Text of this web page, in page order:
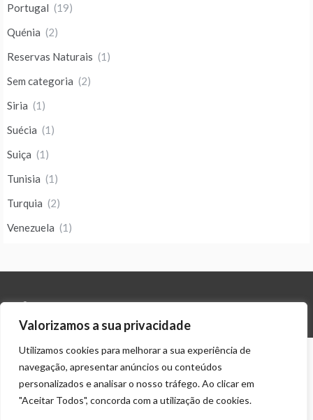
Valorizamos a sua privacidade
Utilizamos cookies para melhorar a sua experiência de
navegação, apresentar anúncios ou conteúdos
personalizados e analisar o nosso tráfego. Ao clicar em
"Aceitar Todos", concorda com a utilização de cookies.
Portugal (19)
Quénia (2)
Reservas Naturais (1)
Sem categoria (2)
Siria (1)
Suécia (1)
Suiça (1)
Tunisia (1)
Turquia (2)
Venezuela (1)
© ALL RIGHTS RESERVED 2024 THEME: PROMOS BYTEMPLATE SELL.